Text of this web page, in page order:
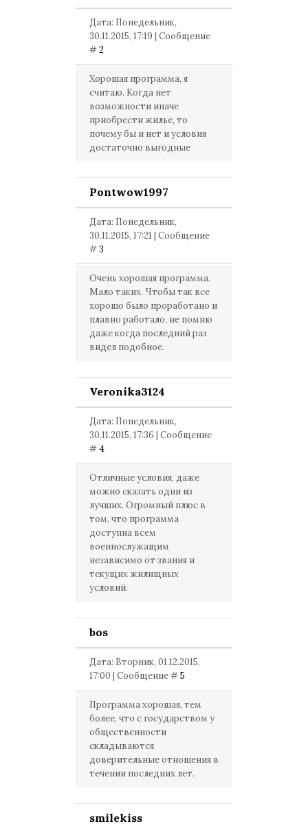
Дата: Понедельник,
30.11.2015, 17:19 | Сообщение
#2
Хорошая программа, я
считаю. Когда нет
возможности иначе
приобрести жилье, то
почему бы и нет и условия
достаточно выгодные
Pontwow1997
Дата: Понедельник,
30.11.2015, 17:21 | Сообщение
#3
Очень хорошая программа.
Мало таких. Чтобы так все
хорошо было проработано и
плавно работало, не помню
даже когда последний раз
видел подобное.
Veronika3124
Дата: Понедельник,
30.11.2015, 17:36 | Сообщение
#4
Отличные условия, даже
можно сказать одни из
лучших. Огромный плюс в
том, что программа
доступна всем
военнослужащим
независимо от звания и
текущих жилищных
условий.
bos
Дата: Вторник, 01.12.2015,
17:00 | Сообщение #5
Программа хорошая, тем
более, что с государством у
общественности
складываются
доверительные отношения в
течении последних лет.
smilekiss